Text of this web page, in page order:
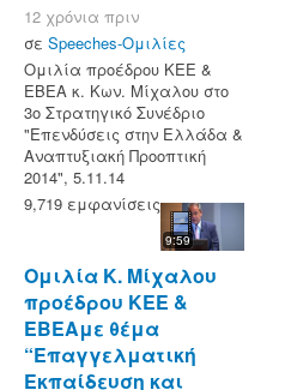
12 χρόνια πριν
σε Speeches-Ομιλίες
Ομιλία προέδρου ΚΕΕ &
ΕΒΕΑ κ. Κων. Μίχαλου στο
3ο Στρατηγικό Συνέδριο
"Επενδύσεις στην Ελλάδα &
Αναπτυξιακή Προοπτική
2014", 5.11.14
9,719 εμφανίσεις
9:59
Ομιλία Κ. Μίχαλου
προέδρου ΚΕΕ &
ΕΒΕΑμε θέμα
“Επαγγελματική
Εκπαίδευση και